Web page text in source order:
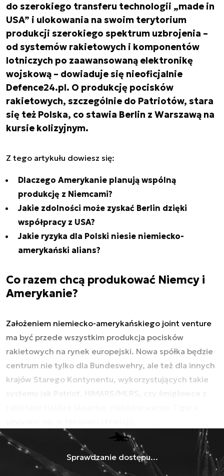
do szerokiego transferu technologii „made in
USA” i ulokowania na swoim terytorium
produkcji szerokiego spektrum uzbrojenia –
od systemów rakietowych i komponentów
lotniczych po zaawansowaną elektronikę
wojskową – dowiaduje się nieoficjalnie
Defence24.pl. O produkcję pocisków
rakietowych, szczególnie do Patriotów, stara
się też Polska, co stawia Berlin z Warszawą na
kursie kolizyjnym.
Z tego artykułu dowiesz się:
Dlaczego Amerykanie planują wspólną
produkcję z Niemcami?
Jakie zdolności może zyskać Berlin dzięki
współpracy z USA?
Jakie ryzyka dla Polski niesie niemiecko-
amerykański alians?
Co razem chcą produkować Niemcy i
Amerykanie?
Założeniem niemiecko-amerykańskiego joint venture
ma być przede wszystkim produkcja pocisków
rakietowych na rynek europejski. Nowa spółka będzie
centrum nie tylko dla Bundeswehry, ale też dla innych
krajów Starego Kontynentu, wykorzystujących takie
systemy jak Patriot, HIMARS/MLRS, czy śmigłowce z
Sprawdzanie dostępu...